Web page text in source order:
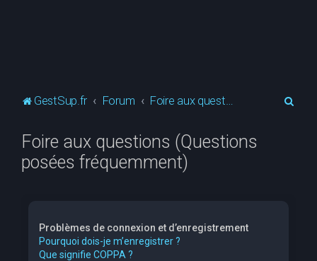
GestSup.fr Forum
Foire aux questions (Questions
posées fréquemment)
Problèmes de connexion et d’enregistrement
Pourquoi dois-je m’enregistrer ?
Que signifie COPPA ?